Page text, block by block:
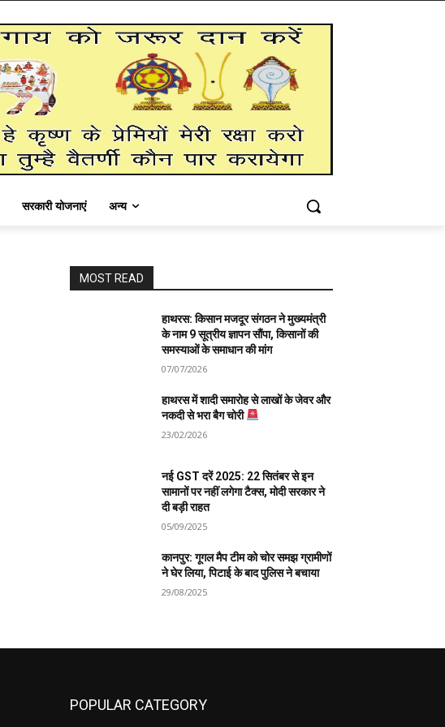
सरकारी योजनाएं अन्य
MOST READ
हाथरस: किसान मजदूर संगठन ने मुख्यमंत्री
के नाम 9 सूत्रीय ज्ञापन सौंपा, किसानों की
समस्याओं के समाधान की मांग
07/07/2026
हाथरस में शादी समारोह से लाखों के जेवर और
नकदी से भरा बैग चोरी
23/02/2026
नई GST दरें 2025: 22 सितंबर से इन
सामानों पर नहीं लगेगा टैक्स, मोदी सरकार ने
दी बड़ी राहत
05/09/2025
कानपुर: गूगल मैप टीम को चोर समझ ग्रामीणों
ने घेर लिया, पिटाई के बाद पुलिस ने बचाया
29/08/2025
POPULAR CATEGORY